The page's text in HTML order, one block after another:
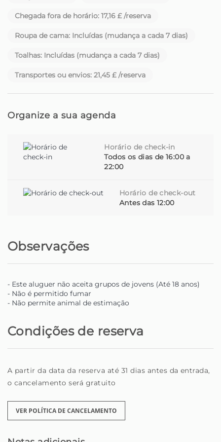
Desde 2017 recebemos viajantes de todo o mundo na
oferecer experiências inesquecíveis e um serviço de
excelência.
Começámos como Madeira Sun Travel, um nome que
sempre nos guiou.
além: mais proximidade, mais autenticidade, mais
Assim nasceu o Homie. Mais do que apenas um novo
nome - uma nova forma de ser. Cada estadia é pensada
Cada casa tem a sua própria história. E cada convidado
mediante pedido, serviços adicionais como aluguer de
automóveis, reserva de atividades, experiências
personalizadas e muito mais - tudo para que possa
Se é um viajante à procura de um lugar especial, ou um
casa com dedicação, está no lugar certo.
Informamos que os check-ins após as 22:00 implicam
anfitrião no momento da chegada.
da Madeira
Chegada fora de horário: 17,16 £ /reserva
Roupa de cama: Incluídas (mudança a cada 7 dias)
Toalhas: Incluídas (mudança a cada 7 dias)
Transportes ou envios: 21,45 £ /reserva
Organize a sua agenda
Horário de check-in
Todos os dias de 16:00 a
22:00
Horário de check-out
Antes das 12:00
Observações
- Este aluguer não aceita grupos de jovens (Até 18 anos)
- Não é permitido fumar
- Não permite animal de estimação
Condições de reserva
A partir da data da reserva até 31 dias antes da entrada,
o cancelamento será gratuito
VER POLÍTICA DE CANCELAMENTO